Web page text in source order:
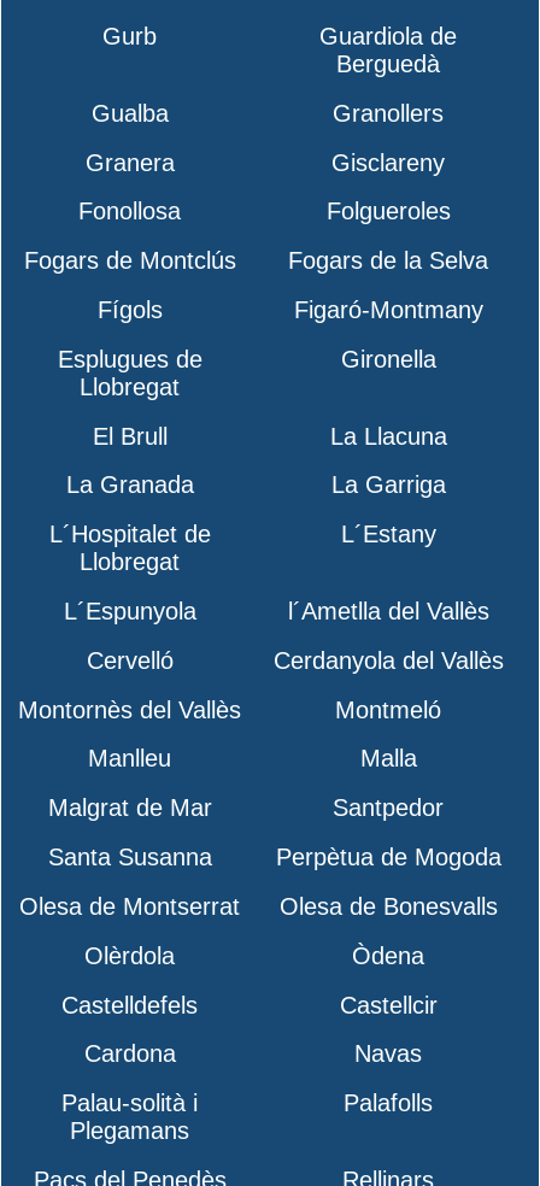
Gurb
Guardiola de
Berguedà
Gualba
Granollers
Granera
Gisclareny
Fonollosa
Folgueroles
Fogars de Montclús
Fogars de la Selva
Fígols
Figaró-Montmany
Esplugues de
Llobregat
Gironella
El Brull
La Llacuna
La Granada
La Garriga
L´Hospitalet de
Llobregat
L´Estany
L´Espunyola
l´Ametlla del Vallès
Cervelló
Cerdanyola del Vallès
Montornès del Vallès
Montmeló
Manlleu
Malla
Malgrat de Mar
Santpedor
Santa Susanna
Perpètua de Mogoda
Olesa de Montserrat
Olesa de Bonesvalls
Olèrdola
Òdena
Castelldefels
Castellcir
Cardona
Navas
Palau-solità i
Plegamans
Palafolls
Pacs del Penedès Rellinars